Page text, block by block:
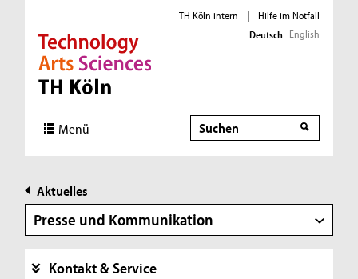
Direkt zur Hauptnavigation
Direkt zur Subnavigation
Direkt zum Inhalt
Direkt zum Fußbereich
TH Köln intern |
Hilfe im Notfall
Deutsch English
Menü Suche
Aktuelles
Presse und Kommunikation
Kontakt & Service